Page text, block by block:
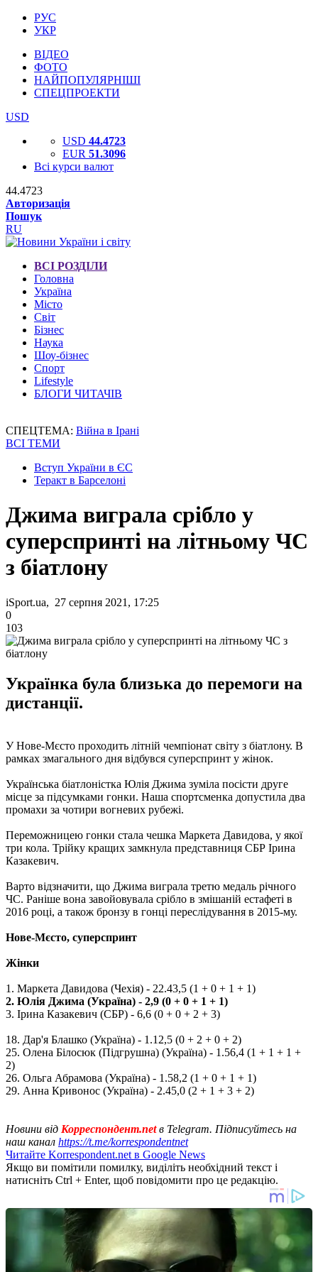
РУС
УКР
ВІДЕО
ФОТО
НАЙПОПУЛЯРНІШІ
СПЕЦПРОЕКТИ
USD
USD 44.4723
EUR 51.3096
Всі курси валют
44.4723
Авторизація
Пошук
RU
ВСІ РОЗДІЛИ
Головна
Україна
Місто
Світ
Бізнес
Наука
Шоу-бізнес
Спорт
Lifestyle
БЛОГИ ЧИТАЧІВ
СПЕЦТЕМА: Війна в Ірані
ВСІ ТЕМИ
Вступ України в ЄС
Теракт в Барселоні
Джима виграла срібло у
суперспринті на літньому ЧС
з біатлону
iSport.ua, 27 серпня 2021, 17:25
0
103
Українка була близька до перемоги на
дистанції.
У Нове-Мєсто проходить літній чемпіонат світу з біатлону. В
рамках змагального дня відбувся суперспринт у жінок.
Українська біатлоністка Юлія Джима зуміла посісти друге
місце за підсумками гонки. Наша спортсменка допустила два
промахи за чотири вогневих рубежі.
Переможницею гонки стала чешка Маркета Давидова, у якої
три кола. Трійку кращих замкнула представниця СБР Ірина
Казакевич.
Варто відзначити, що Джима виграла третю медаль річного
ЧС. Раніше вона завойовувала срібло в змішаній естафеті в
2016 році, а також бронзу в гонці переслідування в 2015-му.
Нове-Мєсто, суперспринт
Жінки
1. Маркета Давидова (Чехія) - 22.43,5 (1 + 0 + 1 + 1)
2. Юлія Джима (Україна) - 2,9 (0 + 0 + 1 + 1)
3. Ірина Казакевич (СБР) - 6,6 (0 + 0 + 2 + 3)
18. Дар'я Блашко (Україна) - 1.12,5 (0 + 2 + 0 + 2)
25. Олена Білосюк (Підгрушна) (Україна) - 1.56,4 (1 + 1 + 1 +
2)
26. Ольга Абрамова (Україна) - 1.58,2 (1 + 0 + 1 + 1)
29. Анна Кривонос (Україна) - 2.45,0 (2 + 1 + 3 + 2)
Новини від Корреспондент.netв Telegram. Підписуйтесь на
наш канал https://t.me/korrespondentnet
Читайте Korrespondent.net в Google News
Якщо ви помітили помилку, виділіть необхідний текст і
натисніть Ctrl + Enter, щоб повідомити про це редакцію.